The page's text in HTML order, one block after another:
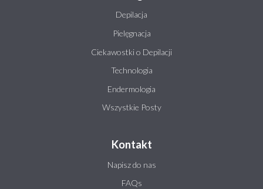
Depilacja
Pielęgnacja
Ciekawostki o Depilacji
Technologia
Endermologia
Wszystkie Posty
Kontakt
Napisz do nas
FAQs